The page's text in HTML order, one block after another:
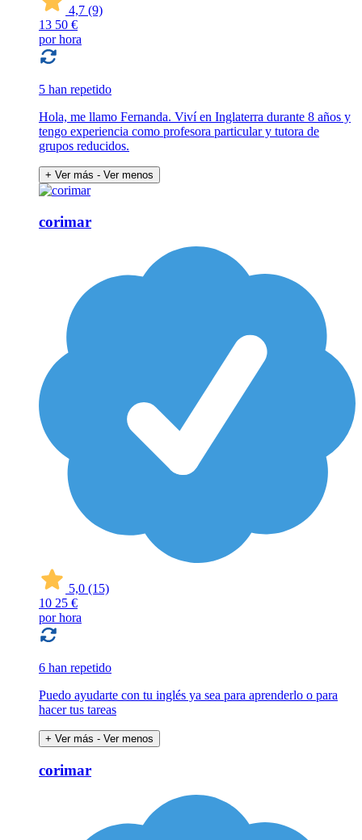
4,7 (9)
13 50 €
por hora
5 han repetido
Hola, me llamo Fernanda. Viví en Inglaterra durante 8 años y
tengo experiencia como profesora particular y tutora de
grupos reducidos.
+ Ver más - Ver menos
corimar
5,0 (15)
10 25 €
por hora
6 han repetido
Puedo ayudarte con tu inglés ya sea para aprenderlo o para
hacer tus tareas
+ Ver más - Ver menos
corimar